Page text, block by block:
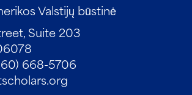
Valstijų būstinė
Suite 203
668-5706